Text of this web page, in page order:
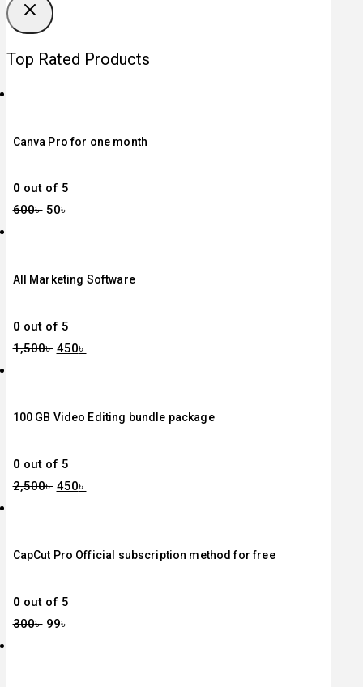
Top Rated Products
Canva Pro for one month
0out of 5
600৳ 50৳
All Marketing Software
0out of 5
1,500৳ 450৳
100 GB Video Editing bundle package
0out of 5
2,500৳ 450৳
CapCut Pro Official subscription method for free
0out of 5
300৳ 99৳